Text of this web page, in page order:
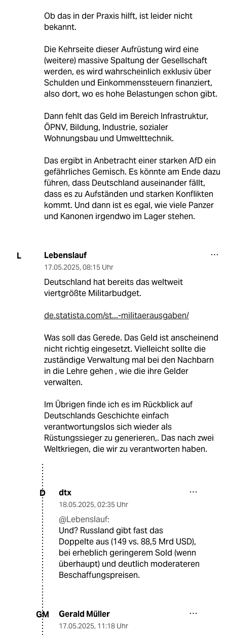
Ob das in der Praxis hilft, ist leider nicht
bekannt.
Die Kehrseite dieser Aufrüstung wird eine
(weitere) massive Spaltung der Gesellschaft
werden, es wird wahrscheinlich exklusiv über
Schulden und Einkommenssteuern finanziert,
also dort, wo es hohe Belastungen schon gibt.
Dann fehlt das Geld im Bereich Infrastruktur,
ÖPNV, Bildung, Industrie, sozialer
Wohnungsbau und Umwelttechnik.
Das ergibt in Anbetracht einer starken AfD ein
gefährliches Gemisch. Es könnte am Ende dazu
führen, dass Deutschland auseinander fällt,
dass es zu Aufständen und starken Konflikten
kommt. Und dann ist es egal, wie viele Panzer
und Kanonen irgendwo im Lager stehen.
L Lebenslauf
17.05.2025, 08:15 Uhr
Deutschland hat bereits das weltweit
viertgrößte Militarbudget.
de.statista.com/st...-militaerausgaben/
Was soll das Gerede. Das Geld ist anscheinend
nicht richtig eingesetzt. Vielleicht sollte die
zuständige Verwaltung mal bei den Nachbarn
in die Lehre gehen , wie die ihre Gelder
verwalten.
Im Übrigen finde ich es im Rückblick auf
Deutschlands Geschichte einfach
verantwortungslos sich wieder als
Rüstungssieger zu generieren,. Das nach zwei
Weltkriegen, die wir zu verantworten haben.
D dtx
18.05.2025, 02:35 Uhr
@Lebenslauf:
Und? Russland gibt fast das
Doppelte aus (149 vs. 88,5 Mrd USD),
bei erheblich geringerem Sold (wenn
überhaupt) und deutlich moderateren
Beschaffungspreisen.
GM Gerald Müller
17.05.2025, 11:18 Uhr